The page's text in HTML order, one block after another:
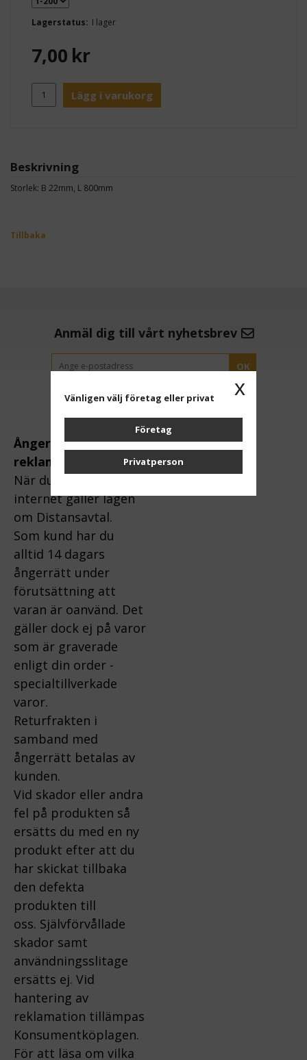
Lagerstatus: I lager
7,00 kr
Lägg i varukorg
Beskrivning
Storlek: B 22mm, L 800mm
Tillbaka
Anmäl dig till vårt nyhetsbrev
OK
Ångerrätt och
reklamation:
När du handlar via
internet gäller lagen
om Distansavtal.
Som kund har du
alltid 14 dagars
ångerrätt under
förutsättning att
varan är oanvänd. Det
gäller dock ej på varor
som är graverade
enligt din order -
specialtillverkade
varor.
Returfrakten i
samband med
ångerrätt betalas av
kunden.
Vid skador eller andra
fel på produkten så
ersätts du med en ny
produkt efter att du
har skickat tillbaka
den defekta
produkten till
oss. Självförvållade
skador samt
användningsslitage
ersätts ej. Vid
hantering av
reklamation tillämpas
Konsumentköplagen.
För att läsa om vilka
x
Vänligen välj företag eller privat
Företag
Privatperson